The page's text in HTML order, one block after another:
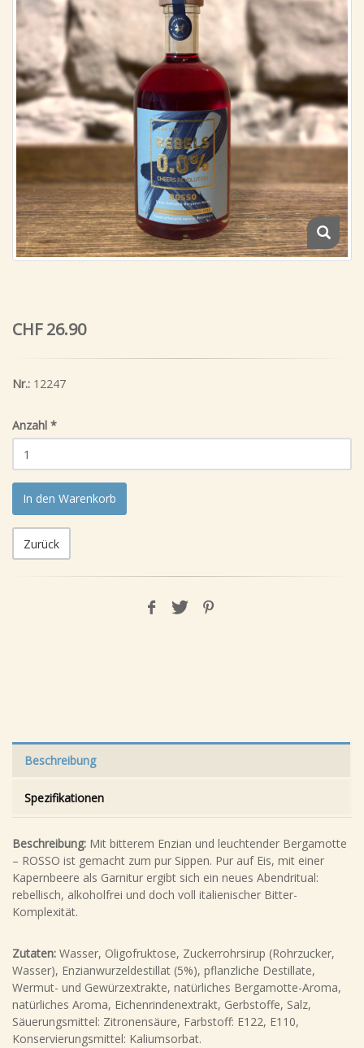
CHF 26.90
Nr.: 12247
Anzahl *
In den Warenkorb
Zurück
Beschreibung
Spezifikationen
Beschreibung: Mit bitterem Enzian und leuchtender Bergamotte
– ROSSO ist gemacht zum pur Sippen. Pur auf Eis, mit einer
Kapernbeere als Garnitur ergibt sich ein neues Abendritual:
rebellisch, alkoholfrei und doch voll italienischer Bitter-
Komplexität.
Zutaten: Wasser, Oligofruktose, Zuckerrohrsirup (Rohrzucker,
Wasser), Enzianwurzeldestillat (5%), pflanzliche Destillate,
Wermut- und Gewürzextrakte, natürliches Bergamotte-Aroma,
natürliches Aroma, Eichenrindenextrakt, Gerbstoffe, Salz,
Säuerungsmittel: Zitronensäure, Farbstoff: E122, E110,
Konservierungsmittel: Kaliumsorbat.